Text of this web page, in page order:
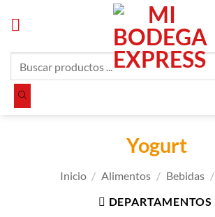
productos
Yogurt
Inicio / Alimentos / Bebidas /
DEPARTAMENTOS